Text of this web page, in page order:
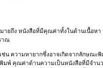
ายถึง หนังสือที่มีคุณค่าทั้งในด้านเนื้อหา
าณ
น ความหายากซึ่งอาจเกิดจากลักษณะ
มพ์ คุณค่าด้านความเป็นหนังสือที่มีจำน